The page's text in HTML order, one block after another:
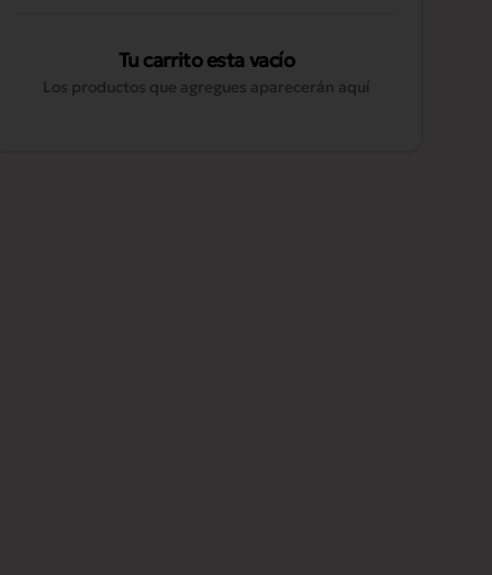
Tu carrito esta vacío
Los productos que agregues aparecerán aquí